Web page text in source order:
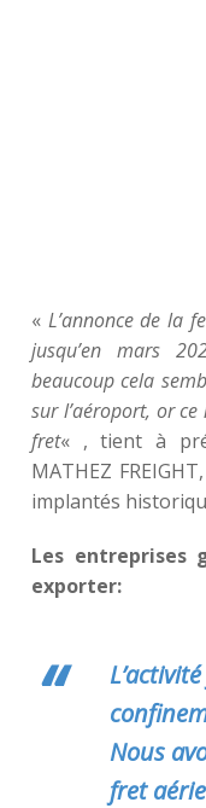
« L’annonce de la
jusqu’en mars
beaucoup cela
sur l’aéroport, or
fret« , tient à
MATHEZ
implantés
Les entreprises
exporter:
Nous
fret